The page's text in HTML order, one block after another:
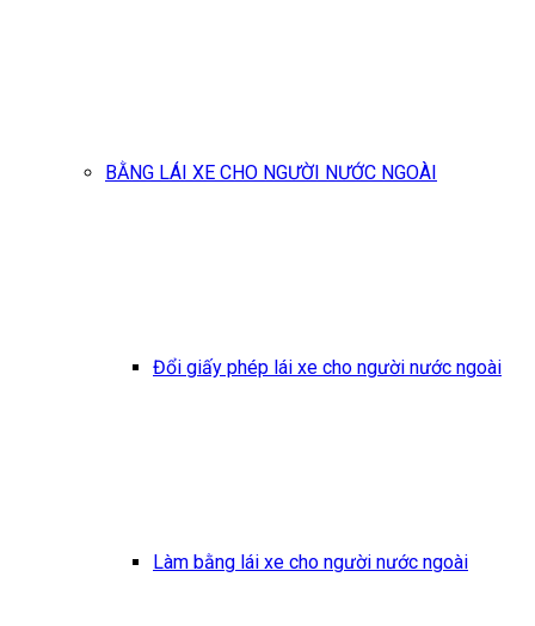
BẰNG LÁI XE CHO NGƯỜI NƯỚC NGOÀI
Đổi giấy phép lái xe cho người nước ngoài
Làm bằng lái xe cho người nước ngoài